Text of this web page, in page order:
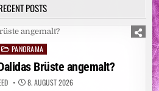
POSTS
PostedPANORAMA
Brüste angemalt?
8. AUGUST 2026